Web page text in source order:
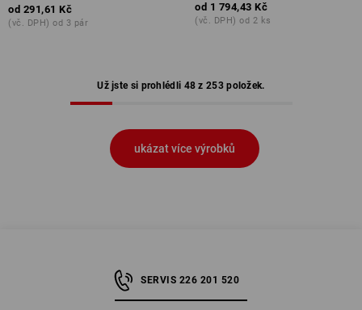
od 291,61 Kč
(vč. DPH) od 3 pár
od 1 794,43 Kč
(vč. DPH) od 2 ks
Už jste si prohlédli 48 z 253 položek.
ukázat více výrobků
SERVIS 226 201 520